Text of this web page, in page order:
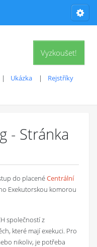
Vyzkoušet!
Ukázka
Rejstříky
- Stránka
do placenéCentrální
Exekutorskou komorou
společností z
které mají exekuci. Pro
nikoliv, je potřeba